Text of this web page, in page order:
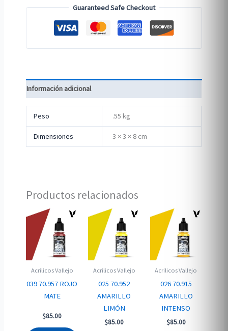
Guaranteed Safe Checkout
Información adicional
Peso .55 kg
Dimensiones 3 × 3 × 8 cm
Productos relacionados
Acrilicos Vallejo
039 70.957 ROJO
MATE
$85.00
Acrilicos Vallejo
025 70.952
AMARILLO
LIMÓN
$85.00
Acrilicos Vallejo
026 70.915
AMARILLO
INTENSO
$85.00